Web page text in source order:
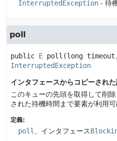
InterruptedException - 待
poll
public E poll (long
InterruptedException
インタフェースからコピーされ
このキューの先頭を取得して削
された待機時間まで要素が利用
定義:
poll 、インタフェース